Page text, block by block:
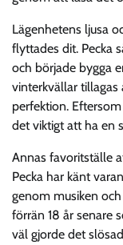
Lägenhetens ljusa
flyttades dit. Pecka
och började bygga
vinterkvällar tillagas
perfektion.
det viktigt att ha en
Annas favoritställe
Pecka har känt
genom musiken
förrän 18 år senare
väl gjorde det